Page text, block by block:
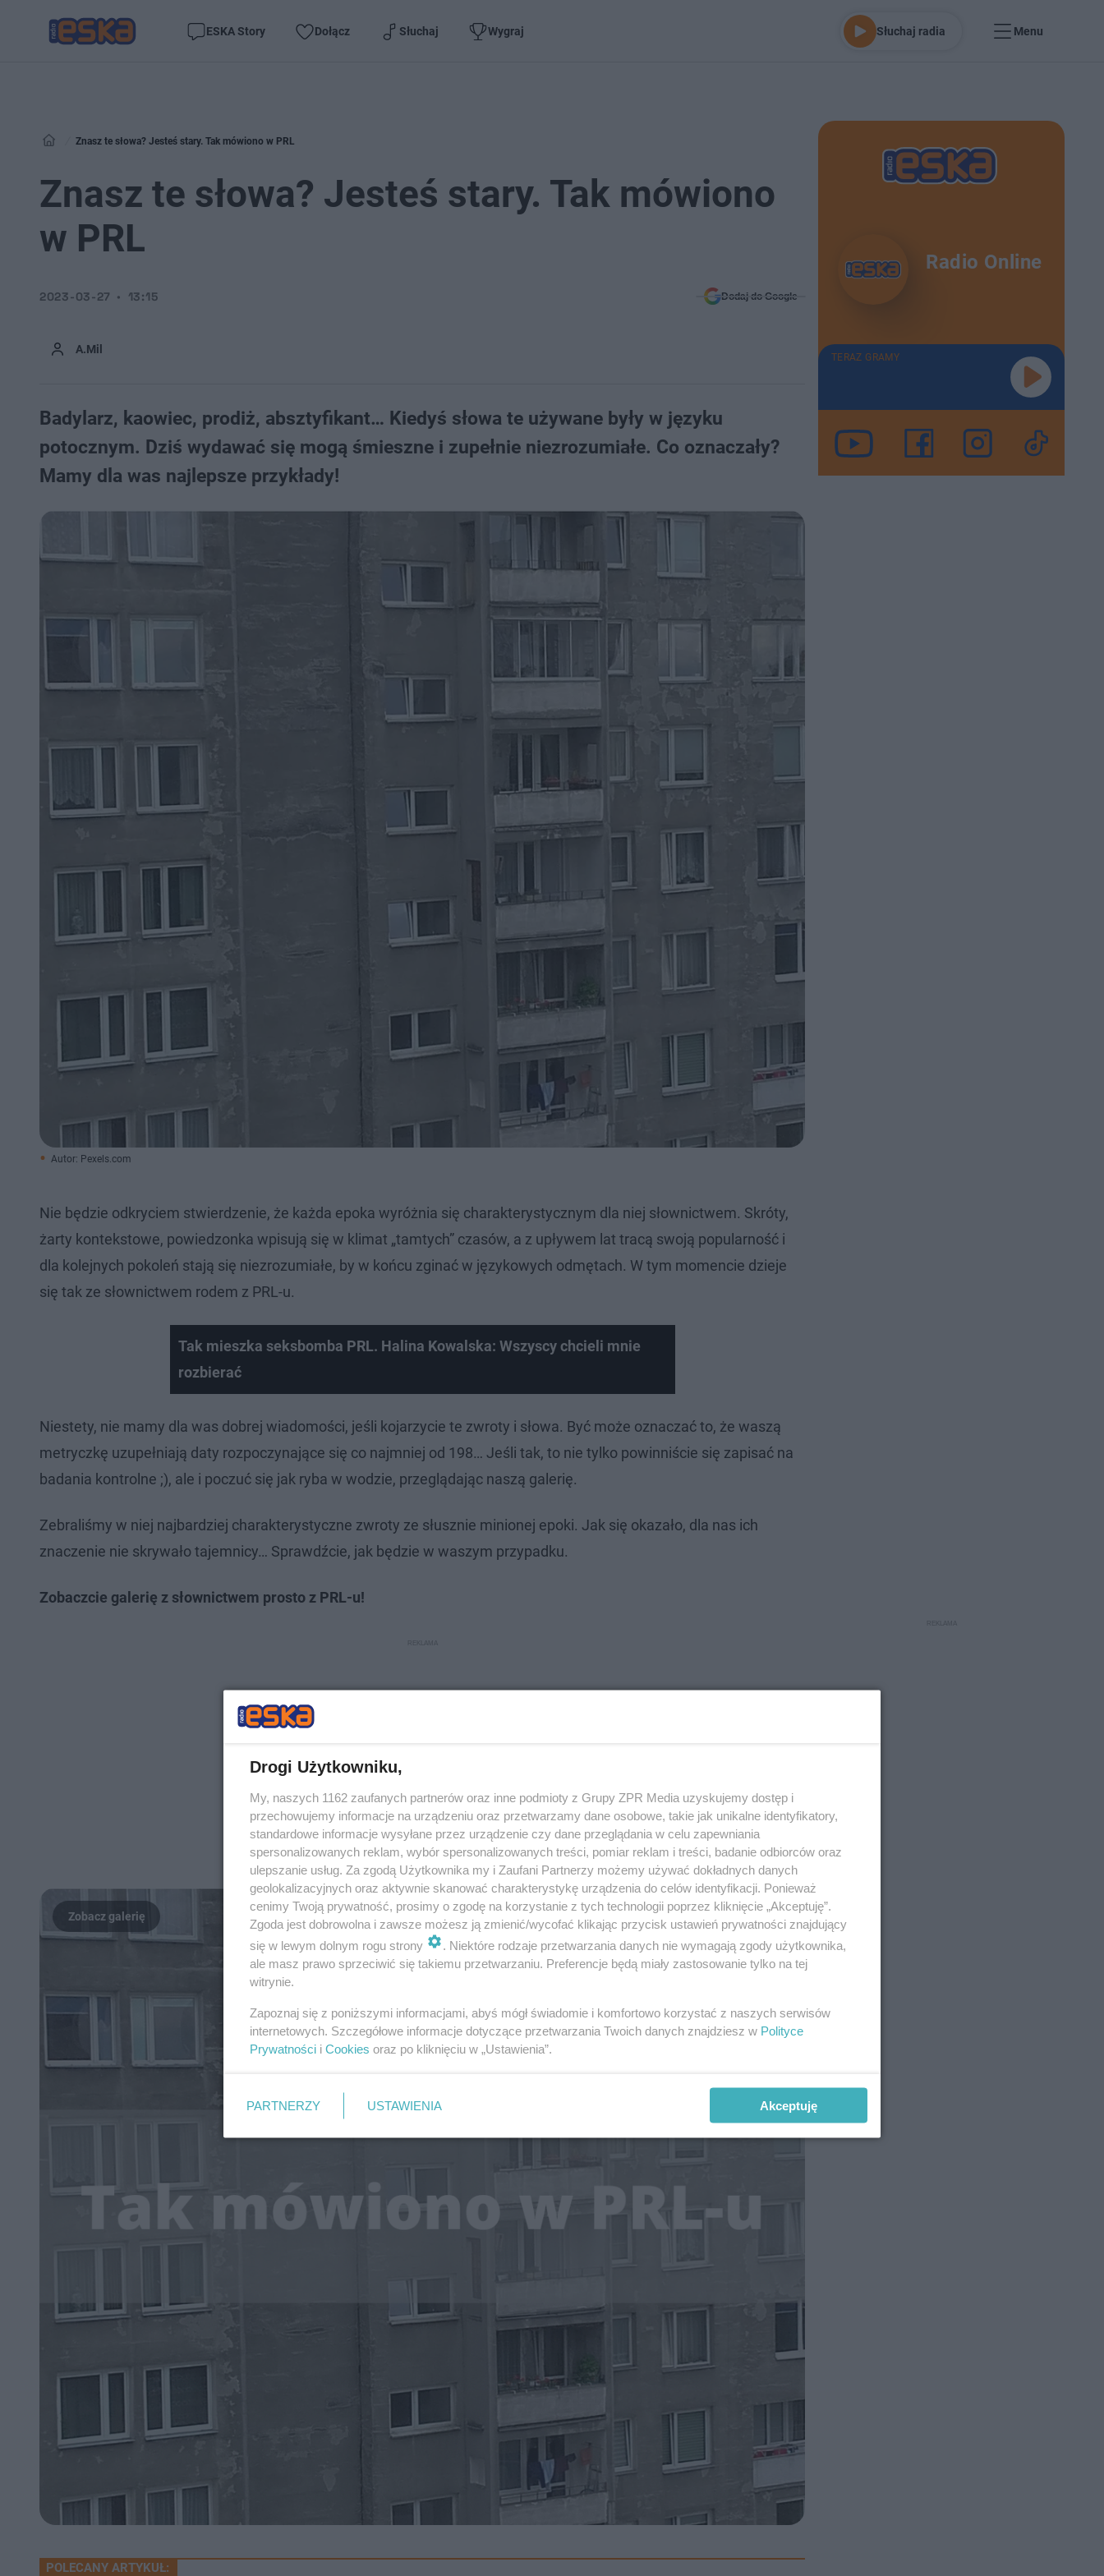
ESKA Story Dołącz Słuchaj Wygraj Słuchaj radia Menu
Znasz te słowa? Jesteś stary. Tak mówiono w PRL
Znasz te słowa? Jesteś stary. Tak mówiono
w PRL
A.Mil
2023-03-27 13:15 Dodaj do Google
Badylarz, kaowiec, prodiż, absztyfikant… Kiedyś słowa te używane były w języku
potocznym. Dziś wydawać się mogą śmieszne i zupełnie niezrozumiałe. Co oznaczały?
Mamy dla was najlepsze przykłady!
Autor: Pexels.com
Nie będzie odkryciem stwierdzenie, że każda epoka wyróżnia się charakterystycznym dla niej słownictwem. Skróty,
żarty kontekstowe, powiedzonka wpisują się w klimat „tamtych” czasów, a z upływem lat tracą swoją popularność i
dla kolejnych pokoleń stają się niezrozumiałe, by w końcu zginać w językowych odmętach. W tym momencie dzieje
się tak ze słownictwem rodem z PRL-u.
Tak mieszka seksbomba PRL. Halina Kowalska: Wszyscy chcieli mnie
rozbierać
Niestety, nie mamy dla was dobrej wiadomości, jeśli kojarzycie te zwroty i słowa. Być może oznaczać to, że waszą
metryczkę uzupełniają daty rozpoczynające się co najmniej od 198… Jeśli tak, to nie tylko powinniście się zapisać na
badania kontrolne ;), ale i poczuć się jak ryba w wodzie, przeglądając naszą galerię.
Zebraliśmy w niej najbardziej charakterystyczne zwroty ze słusznie minionej epoki. Jak się okazało, dla nas ich
znaczenie nie skrywało tajemnicy… Sprawdźcie, jak będzie w waszym przypadku.
Zobaczcie galerię z słownictwem prosto z PRL-u!
12
POLECANY ARTYKUŁ:
Radio Online
TERAZ GRAMY
Drogi Użytkowniku,
My, naszych 1162 zaufanych partnerów oraz inne podmioty z Grupy ZPR Media uzyskujemy dostęp i
przechowujemy informacje na urządzeniu oraz przetwarzamy dane osobowe, takie jak unikalne identyfikatory,
standardowe informacje wysyłane przez urządzenie czy dane przeglądania w celu zapewniania
spersonalizowanych reklam, wybór spersonalizowanych treści, pomiar reklam i treści, badanie odbiorców oraz
ulepszanie usług. Za zgodą Użytkownika my i Zaufani Partnerzy możemy używać dokładnych danych
geolokalizacyjnych oraz aktywnie skanować charakterystykę urządzenia do celów identyfikacji. Ponieważ
cenimy Twoją prywatność, prosimy o zgodę na korzystanie z tych technologii poprzez kliknięcie „Akceptuję”.
Zgoda jest dobrowolna i zawsze możesz ją zmienić/wycofać klikając przycisk ustawień prywatności znajdujący
się w lewym dolnym rogu strony
. Niektóre rodzaje przetwarzania danych nie wymagają zgody użytkownika,
ale masz prawo sprzeciwić się takiemu przetwarzaniu. Preferencje będą miały zastosowanie tylko na tej
witrynie.
Zapoznaj się z poniższymi informacjami, abyś mógł świadomie i komfortowo korzystać z naszych serwisów
internetowych. Szczegółowe informacje dotyczące przetwarzania Twoich danych znajdziesz w Polityce
Prywatności i Cookies oraz po kliknięciu w „Ustawienia”.
PARTNERZY USTAWIENIA Akceptuję